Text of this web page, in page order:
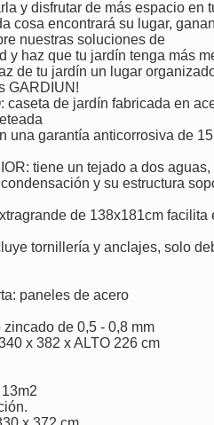
y disfrutar de más espacio en
cosa encontrará su lugar,
nuestras soluciones de
y haz que tu jardín tenga más
de tu jardín un lugar
GARDIUN!
caseta de jardín fabricada en
una garantía anticorrosiva de 15
tiene un tejado a dos aguas,
y su estructura
de 138x181cm facilita
tornillería y anclajes, solo
paneles de acero
de 0,5 - 0,8 mm
x 382 x ALTO 226 cm